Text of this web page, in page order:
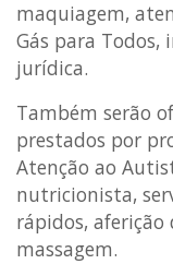
maquiagem,
Gás para Todos,
jurídica.
Também serão
prestados por
Atenção ao
nutricionista,
rápidos, aferição
massagem.